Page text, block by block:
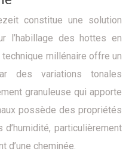
constitue une solution
l’habillage des hottes en
millénaire offre un
des variations tonales
granuleuse qui apporte
possède des propriétés
particulièrement
d’une cheminée.